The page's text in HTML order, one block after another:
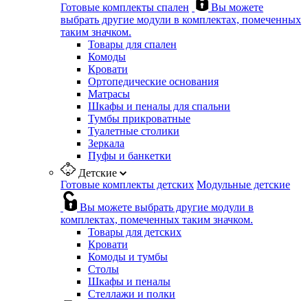
Готовые комплекты спален
Вы можете
выбрать другие модули в комплектах, помеченных
таким значком.
Товары для спален
Комоды
Кровати
Ортопедические основания
Матрасы
Шкафы и пеналы для спальни
Тумбы прикроватные
Туалетные столики
Зеркала
Пуфы и банкетки
Детские
Готовые комплекты детских Модульные детские
Вы можете выбрать другие модули в
комплектах, помеченных таким значком.
Товары для детских
Кровати
Комоды и тумбы
Столы
Шкафы и пеналы
Стеллажи и полки